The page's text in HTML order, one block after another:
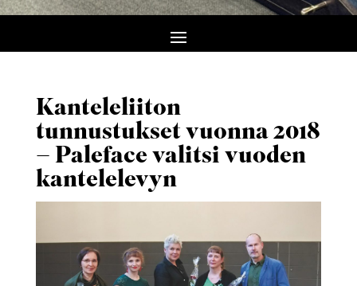
Kanteleliiton
tunnustukset vuonna 2018
– Paleface valitsi vuoden
kantelelevyn